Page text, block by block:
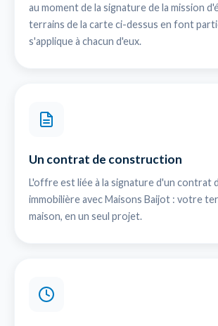
au moment de la signature de la mission
terrains de la carte ci-dessus en font
s'applique à chacun d'eux.
Un contrat de construction
L'offre est liée à la signature d'un contrat
immobilière avec Maisons Baijot : votre
maison, en un seul projet.